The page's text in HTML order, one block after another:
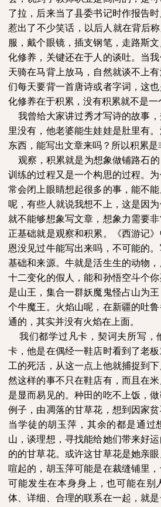
了拉，后来当了县委书记时作报告时
惹出了不少笑话，以后人就在背后
服，戴个眼镜，插支钢笔，走路斯
化修养，关键还在于人的谈吐。当
天骑在马背上放马，自然就谈不上
们每天要背一首唐诗或者字词，这
化修养在于积累，没有积累就不是一
我曾给大家讲过秀才写诗的故事
里没有，他老婆能生娃娃是肚里有
东西，能写出文章来吗？所以积累是
观察，积累就是为想象做铺路石
训练的过程又是一个构思的过程。
常会闭上眼睛想起很多的事，能不
呢，有些人就说我想不上，这是因
就不能够想象写文章，想象力需要
正基础就是观察和积累。《西游记
恩没见过牛能写出来吗，不可能的
基础和来源。牛就是活生生的动物
十二变化的假人，能和孙悟空斗个
是山王，集合一群妖魔鬼怪占山为
个牛魔王。火焰山呢，在新疆的吐
通的，其实并没有火焰在上面。
我们都学过凡卡，契诃夫所写，
卡，他是在偶经一鞋店时看到了老
工的死活，从这一点上他就捕捉到
然这样的事不只在鞋店有，而且在
是显而易见的。种田的吃不上饭，
例子，由凋落的甘草花，想到因家
当学徒的胡玉萍，其余的都是通过
山，谈理想，寻找能给她们带来好
的的甘草花。或许这甘草花是她亲
喧起的，胡玉萍可能是在裁缝铺里
可能发生在本身身上，也可能在别
体、详细、合理的联系在一起，就